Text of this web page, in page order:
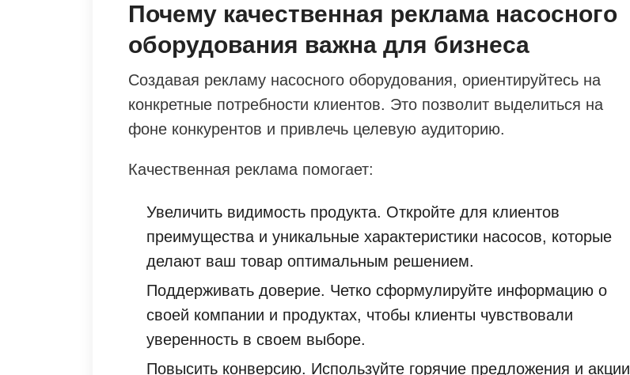
Почему качественная реклама насосного
оборудования важна для бизнеса
Создавая рекламу насосного оборудования, ориентируйтесь на
конкретные потребности клиентов. Это позволит выделиться на
фоне конкурентов и привлечь целевую аудиторию.
Качественная реклама помогает:
Увеличить видимость продукта. Откройте для клиентов
преимущества и уникальные характеристики насосов, которые
делают ваш товар оптимальным решением.
Поддерживать доверие. Четко сформулируйте информацию о
своей компании и продуктах, чтобы клиенты чувствовали
уверенность в своем выборе.
Повысить конверсию. Используйте горячие предложения и акции